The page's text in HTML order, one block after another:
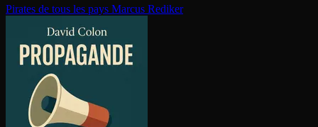
Pirates de tous les pays Marcus Rediker